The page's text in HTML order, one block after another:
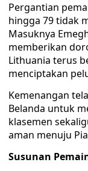
Pergantian
hingga 79 tidak
Masuknya
memberikan
Lithuania terus
menciptakan
Kemenangan
Belanda untuk
klasemen
aman menuju
Susunan